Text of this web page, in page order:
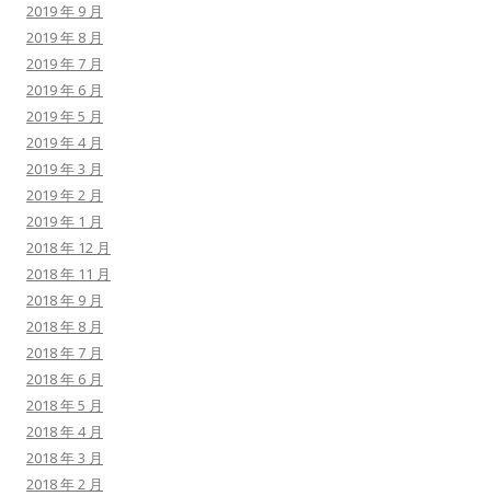
2019 年 9 月
2019 年 8 月
2019 年 7 月
2019 年 6 月
2019 年 5 月
2019 年 4 月
2019 年 3 月
2019 年 2 月
2019 年 1 月
2018 年 12 月
2018 年 11 月
2018 年 9 月
2018 年 8 月
2018 年 7 月
2018 年 6 月
2018 年 5 月
2018 年 4 月
2018 年 3 月
2018 年 2 月